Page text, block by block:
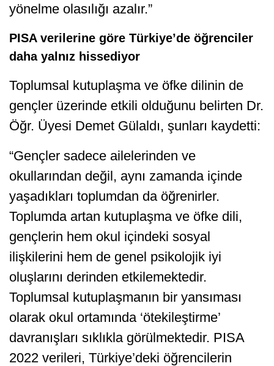
yönelme olasılığı azalır.”
PISA verilerine göre Türkiye’de öğrenciler
daha yalnız hissediyor
Toplumsal kutuplaşma ve öfke dilinin de
gençler üzerinde etkili olduğunu belirten Dr.
Öğr. Üyesi Demet Gülaldı, şunları kaydetti:
“Gençler sadece ailelerinden ve
okullarından değil, aynı zamanda içinde
yaşadıkları toplumdan da öğrenirler.
Toplumda artan kutuplaşma ve öfke dili,
gençlerin hem okul içindeki sosyal
ilişkilerini hem de genel psikolojik iyi
oluşlarını derinden etkilemektedir.
Toplumsal kutuplaşmanın bir yansıması
olarak okul ortamında ‘ötekileştirme’
davranışları sıklıkla görülmektedir. PISA
2022 verileri, Türkiye’deki öğrencilerin